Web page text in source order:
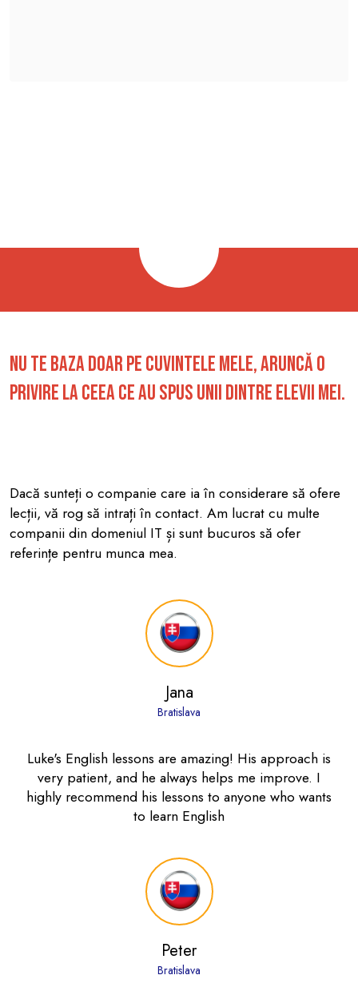
Nu te baza doar pe cuvintele mele, aruncă o
privire la ceea ce au spus unii dintre elevii mei.
Dacă sunteți o companie care ia în considerare să ofere
lecții, vă rog să intrați în contact. Am lucrat cu multe
companii din domeniul IT și sunt bucuros să ofer
referințe pentru munca mea.
Jana
Bratislava
Luke's English lessons are amazing! His approach is
very patient, and he always helps me improve. I
highly recommend his lessons to anyone who wants
to learn English
Peter
Bratislava